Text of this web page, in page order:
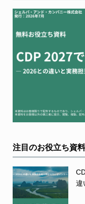
注目のお役立ち資料
違